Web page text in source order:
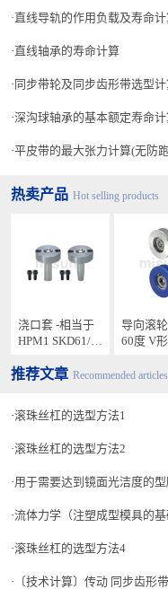
直线导轨的作用负载及寿命
直线轴承的寿命计算
同步带轮及同步齿形带选型
深沟球轴承的基本额定寿命
平皮带的最大张力计算(无防
热卖产品 Hot selling products
浇口套 -相当于
HPM1 SKD61/通
15mm-
导向滚
60度 V
推荐文章 Recommended articles
滚珠丝杠的选型方法1
滚珠丝杠的选型方法2
用于需要达到镜面光洁度的
流体力学（注塑成型模具的基
滚珠丝杠的选型方法4
〔技术计算〕传动 同步齿形带的选型